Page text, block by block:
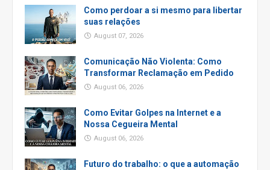
Como perdoar a si mesmo para libertar
suas relações
August 07, 2026
Comunicação Não Violenta: Como
Transformar Reclamação em Pedido
August 06, 2026
Como Evitar Golpes na Internet e a
Nossa Cegueira Mental
August 06, 2026
Futuro do trabalho: o que a automação